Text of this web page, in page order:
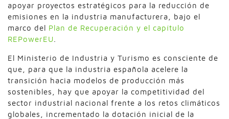
apoyar proyectos estratégicos para la reducción de
emisiones en la industria manufacturera, bajo el
marco del Plan de Recuperación y el capítulo
REPowerEU
El Ministerio de Industria y Turismo es consciente de
que, para que la industria española acelere la
transición hacia modelos de producción más
sostenibles, hay que apoyar la competitividad del
sector industrial nacional frente a los retos climáticos
globales, incrementado la dotación inicial de la